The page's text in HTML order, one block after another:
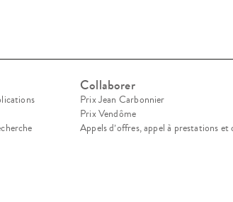
Collaborer
Prix Jean Carbonnier
Prix Vendôme
Appels d’offres, appel à prestations